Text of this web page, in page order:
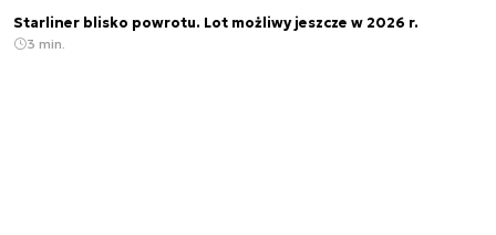
Starliner blisko powrotu. Lot możliwy jeszcze w 2026 r.
3 min.